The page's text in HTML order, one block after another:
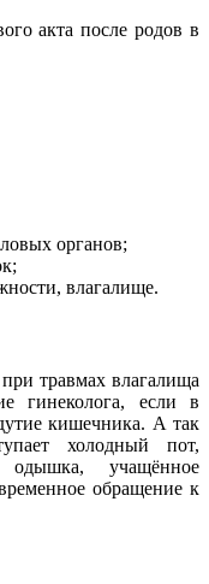
акта после родов в
органов;
влагалище.
травмах влагалища
гинеколога, если в
кишечника. А так
холодный пот,
учащённое
обращение к